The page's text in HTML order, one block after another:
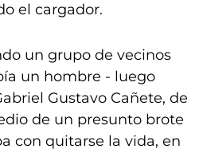
el cargador.
un grupo de vecinos
un hombre - luego
Gustavo Cañete, de
de un presunto brote
con quitarse la vida, en